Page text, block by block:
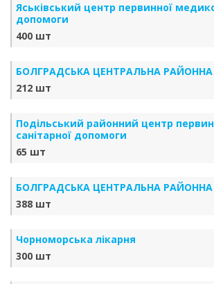
Яськівський центр первинної
допомоги
400 шт
БОЛГРАДСЬКА ЦЕНТРАЛЬНА РАЙОННА
212 шт
Подільський районний центр
санітарної допомоги
65 шт
БОЛГРАДСЬКА ЦЕНТРАЛЬНА РАЙОННА
388 шт
Чорноморська лікарня
300 шт